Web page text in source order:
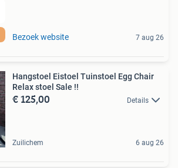
Bezoek website 7 aug 26
Hangstoel Eistoel Tuinstoel Egg Chair
Relax stoel Sale !!
€ 125,00 Details
Zuilichem 6 aug 26